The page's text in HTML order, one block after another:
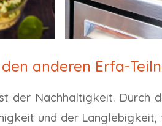
anderen Erfa-
der Nachhaltigkeit. Durch
und der